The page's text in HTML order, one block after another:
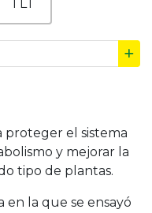
1 LT
proteger el sistema
y mejorar la
tipo de plantas.
en la que se ensayó